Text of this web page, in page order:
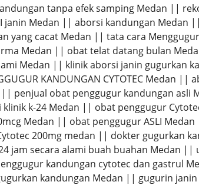
tanpa efek samping Medan ||
janin Medan || aborsi kandungan Medan
yang cacat Medan || tata cara
Medan || obat telat datang bulan
Medan || klinik aborsi janin gugurkan
KANDUNGAN CYTOTEC Medan
|| penjual obat penggugur kandungan
k-24 Medan || obat penggugur
Medan || obat penggugur ASLI
200mg medan || dokter gugurkan
jam secara alami buah buahan Medan ||
kandungan cytotec dan gastrul
kandungan Medan || gugurin